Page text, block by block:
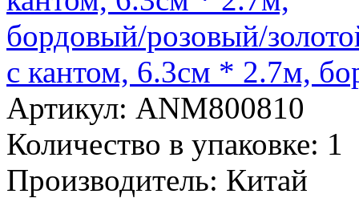
с кантом, 6.3см * 2.7м,
Артикул: ANM800810
Количество в упаковке: 1
Производитель: Китай